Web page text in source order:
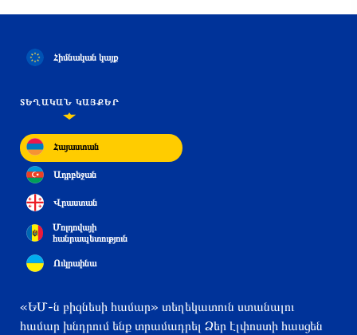
Հիմնական կայք
ՏԵՂԱԿԱՆ ԿԱՅՔԵՐ
Հայաստան
Ադրբեջան
Վրաստան
Մոլդովայի
հանրապետություն
Ուկրաինա
«ԵՄ-ն բիզնեսի համար» տեղեկատուն ստանալու
համար խնդրում ենք տրամադրել Ձեր էլփոստի հասցեն